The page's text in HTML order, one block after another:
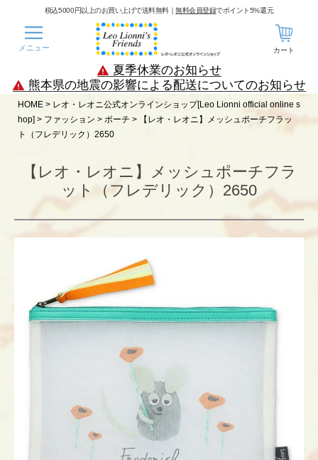
税込5000円以上のお買い上げで送料無料｜無料会員登録でポイント5%還元
メニュー カート
夏季休業のお知らせ
熊本県の地震の影響による配送についてのお知らせ
HOME
レオ・レオニ公式オンラインショップ[Leo Lionni official online s
hop]
ファッション ポーチ
【レオ・レオニ】メッシュポーチフラッ
ト（フレデリック）2650
【レオ・レオニ】メッシュポーチフラ
ット（フレデリック）2650